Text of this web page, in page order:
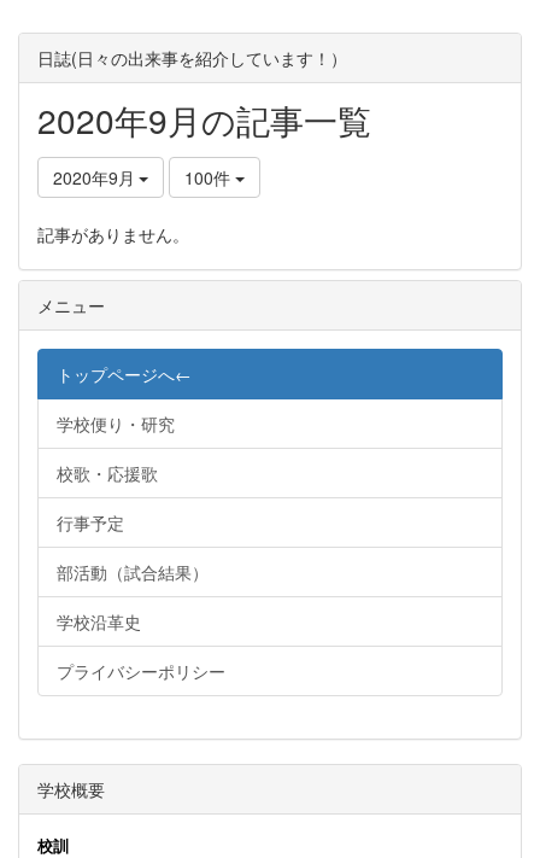
日誌(日々の出来事を紹介しています！）
2020年9月の記事一覧
2020年9月 100件
記事がありません。
メニュー
トップページへ←
学校便り・研究
校歌・応援歌
行事予定
部活動（試合結果）
学校沿革史
プライバシーポリシー
学校概要
校訓